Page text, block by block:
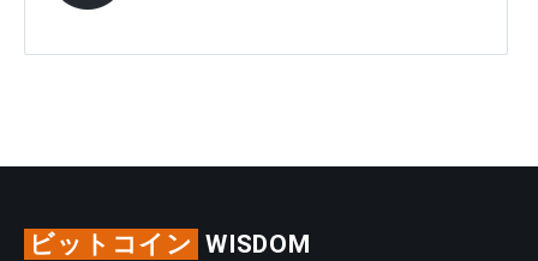
ビットコイン WISDOM